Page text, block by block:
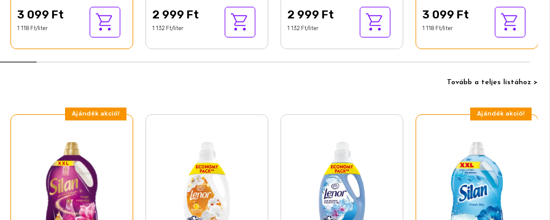
3 099 Ft
1 118 Ft/liter
2 999 Ft
1 132 Ft/liter
2 999 Ft
1 132 Ft/liter
3 099 Ft
1 118 Ft/liter
Tovább a teljes listához >
Ajándék akció! Ajándék akció!